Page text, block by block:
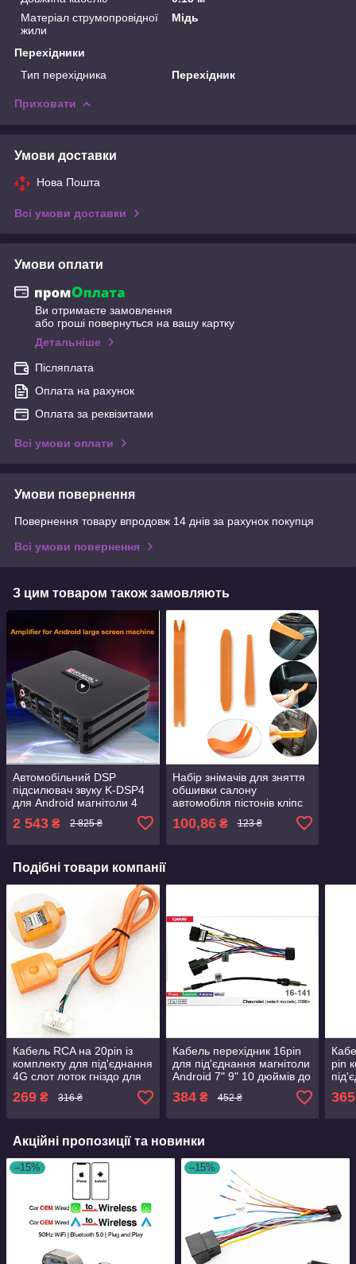
Матеріал струмопровідної
жили
Мідь
Перехідники
Тип перехідника
Перехідник
Приховати
Умови доставки
Нова Пошта
Всі умови доставки
Умови оплати
Ви отримаєте замовлення
або гроші повернуться на вашу картку
Детальніше
Післяплата
Оплата на рахунок
Оплата за реквізитами
Всі умови оплати
Умови повернення
Повернення товару впродовж 14 днів за рахунок покупця
Всі умови повернення
З цим товаром також замовляють
Автомобільний DSP
підсилювач звуку K-DSP4
для Android магнітоли 4
Power Amplifier
2 543 ₴ 2 825 ₴
Набір знімачів для зняття
обшивки салону
автомобіля пістонів кліпс
магнітол
100,86₴ 123 ₴
Подібні товари компанії
Кабель RCA на 20pin із
комплекту для під'єднання
4G слот лоток гніздо для
SIM карти сімки до
магнітоли автомагнітоли
269 ₴ 316 ₴
Кабель перехідник 16pin
для під'єднання магнітоли
Android 7" 9" 10 дюймів до
проведення Chevrolet
Carav 16-141
384₴ 452 ₴
pin
365
Акційні пропозиції та новинки
–15% –15%